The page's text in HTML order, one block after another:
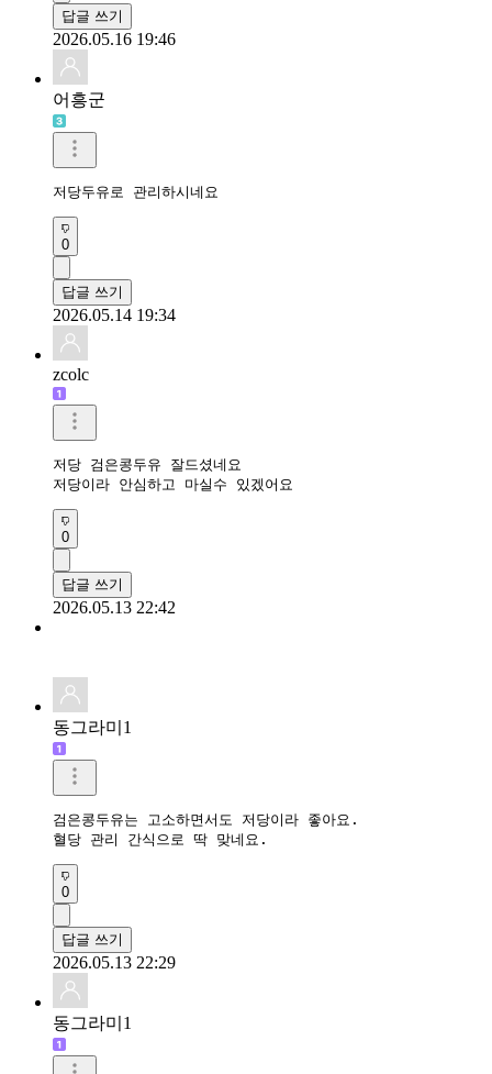
답글 쓰기
2026.05.16 19:46
어흥군
저당두유로 관리하시네요
0
답글 쓰기
2026.05.14 19:34
zcolc
저당 검은콩두유 잘드셨네요
저당이라 안심하고 마실수 있겠어요
0
답글 쓰기
2026.05.13 22:42
동그라미1
검은콩두유는 고소하면서도 저당이라 좋아요.
혈당 관리 간식으로 딱 맞네요.
0
답글 쓰기
2026.05.13 22:29
동그라미1